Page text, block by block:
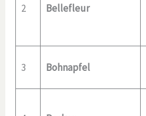
2 Bellefleur
3 Bohnapfel